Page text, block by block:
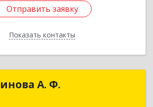
Отправить заявку
Показать контакты
Отправить заявку
Назад
А. Ф.
Шайхутдинова А. Ф.